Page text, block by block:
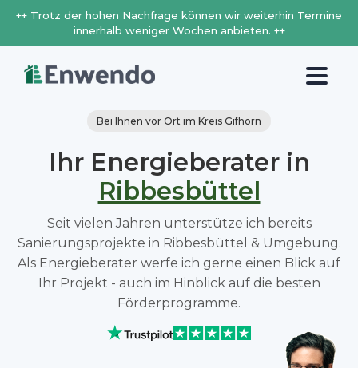
++ Trotz der hohen Nachfrage können wir weiterhin Termine
innerhalb weniger Wochen anbieten. ++
Bei Ihnen vor Ort im Kreis Gifhorn
Ihr Energieberater in
Ribbesbüttel
Seit vielen Jahren unterstütze ich bereits
Sanierungsprojekte in Ribbesbüttel & Umgebung.
Als Energieberater werfe ich gerne einen Blick auf
Ihr Projekt - auch im Hinblick auf die besten
Förderprogramme.